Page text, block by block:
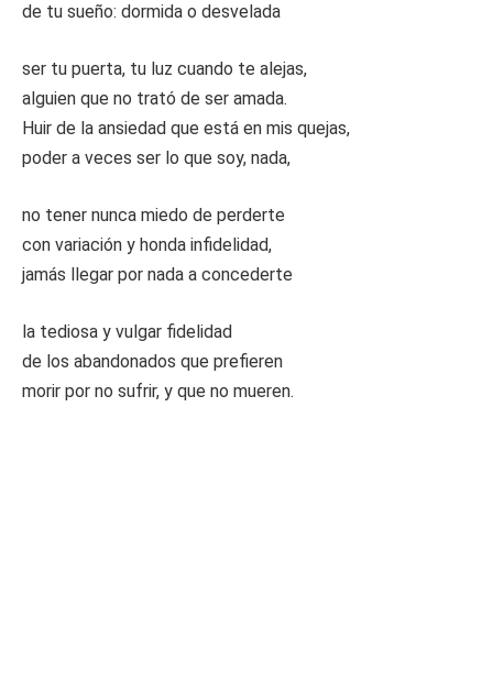
de tu sueño: dormida o desvelada
ser tu puerta, tu luz cuando te alejas,
alguien que no trató de ser amada.
Huir de la ansiedad que está en mis quejas,
poder a veces ser lo que soy, nada,
no tener nunca miedo de perderte
con variación y honda infidelidad,
jamás llegar por nada a concederte
la tediosa y vulgar fidelidad
de los abandonados que prefieren
morir por no sufrir, y que no mueren.